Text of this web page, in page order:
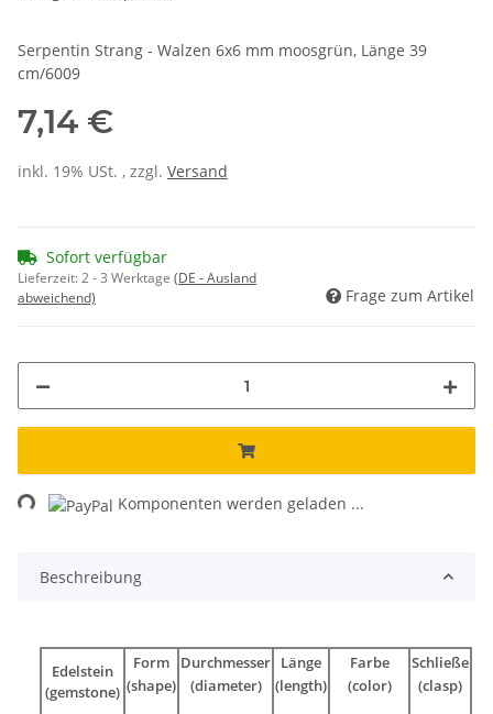
Serpentin Strang - Walzen 6x6 mm moosgrün, Länge 39
cm/6009
7,14 €
inkl. 19% USt. , zzgl. Versand
Sofort verfügbar
Lieferzeit:2 - 3 Werktage (DE - Ausland
abweichend)
Frage zum Artikel
Komponenten werden geladen ...
Beschreibung
Edelstein
(gemstone)
Form
(shape)
Durchmesser
(diameter)
Länge
(length)
Farbe
(color)
Schließe
(clasp)